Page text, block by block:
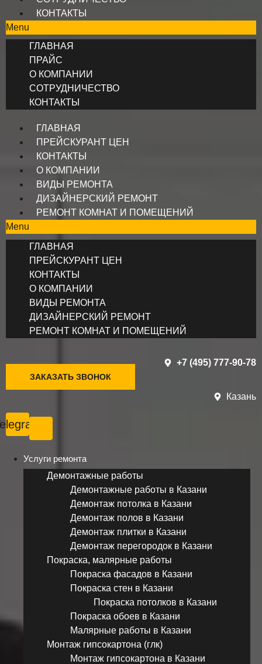
КОНТАКТЫ
Menu
ГЛАВНАЯ
ПРАЙС
О КОМПАНИИ
СОТРУДНИЧЕСТВО
КОНТАКТЫ
ГЛАВНАЯ
ПРЕЙСКУРАНТ ЦЕН
КОНТАКТЫ
О КОМПАНИИ
ВИДЫ РЕМОНТА
ДИЗАЙНЕРСКИЙ РЕМОНТ
РЕМОНТ КОМНАТ И ПОМЕЩЕНИЙ
Menu
ГЛАВНАЯ
ПРЕЙСКУРАНТ ЦЕН
КОНТАКТЫ
О КОМПАНИИ
ВИДЫ РЕМОНТА
ДИЗАЙНЕРСКИЙ РЕМОНТ
РЕМОНТ КОМНАТ И ПОМЕЩЕНИЙ
+7 (495) 777-90-78
ЗАКАЗАТЬ ЗВОНОК
Казань
Услуги ремонта
Демонтажные работы
Демонтажные работы в Казани
Демонтаж потолка в Казани
Демонтаж полов в Казани
Демонтаж плитки в Казани
Демонтаж перегородок в Казани
Покраска, малярные работы
Покраска фасадов в Казани
Покраска стен в Казани
Покраска потолков в Казани
Покраска обоев в Казани
Малярные работы в Казани
Монтаж гипсокартона (глк)
Монтаж гипсокартона в Казани